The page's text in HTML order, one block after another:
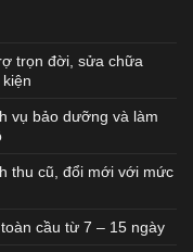
trọn đời, sửa chữa
vụ bảo dưỡng và làm
thu cũ, đổi mới với mức
cầu từ 7 – 15 ngày